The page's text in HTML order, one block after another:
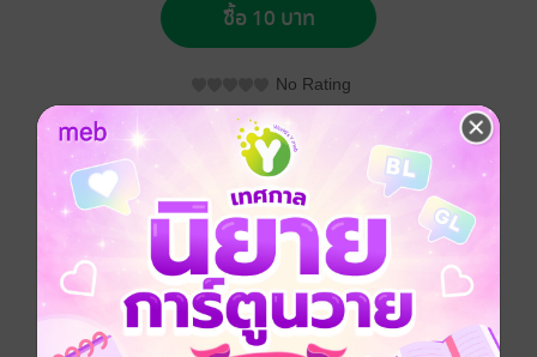
ซื้อ 10 บาท
No Rating
อยากได้ ซื้อเป็นของขวัญ ติดตาม แชร์
หนังสือพิมพ์ข่าวสด วันพฤหัสบดีที่ 1 สิงหาคม พ.ศ.2562
ประเภทไฟล์ pdf